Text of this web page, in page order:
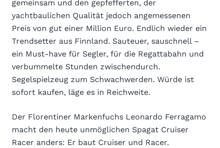
gemeinsam und den gepfefferten, der
yachtbaulichen Qualität jedoch angemessenen
Preis von gut einer Million Euro. Endlich wieder ein
Trendsetter aus Finnland. Sauteuer, sauschnell –
ein Must-have für Segler, für die Regattabahn und
verbummelte Stunden zwischendurch.
Segelspielzeug zum Schwachwerden. Würde ist
sofort kaufen, läge es in Reichweite.
Der Florentiner Markenfuchs Leonardo Ferragamo
macht den heute unmöglichen Spagat Cruiser
Racer anders: Er baut Cruiser und Racer.